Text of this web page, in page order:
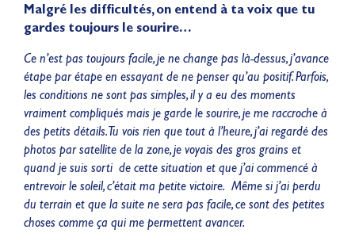
Malgré les difficultés, on entend à ta voix que tu
gardes toujours le sourire…
Ce n’est pas toujours facile, je ne change pas là-dessus, j’avance
étape par étape en essayant de ne penser qu’au positif. Parfois,
les conditions ne sont pas simples, il y a eu des moments
vraiment compliqués mais je garde le sourire, je me raccroche à
des petits détails. Tu vois rien que tout à l’heure, j’ai regardé des
photos par satellite de la zone, je voyais des gros grains et
quand je suis sorti de cette situation et que j’ai commencé à
entrevoir le soleil, c’était ma petite victoire. Même si j’ai perdu
du terrain et que la suite ne sera pas facile, ce sont des petites
choses comme ça qui me permettent avancer.
Lauriane Nolot en or à
Long Beach, sur le plan